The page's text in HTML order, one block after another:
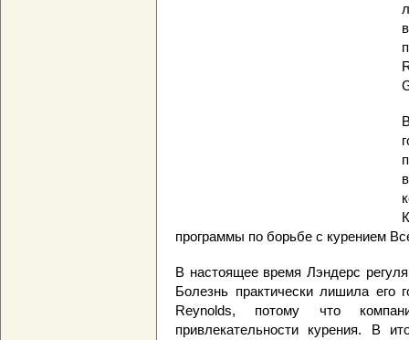
программы по борьбе с курением
В настоящее время Лэндерс
Болезнь практически лишила
Reynolds, потому что
привлекательности курения. В